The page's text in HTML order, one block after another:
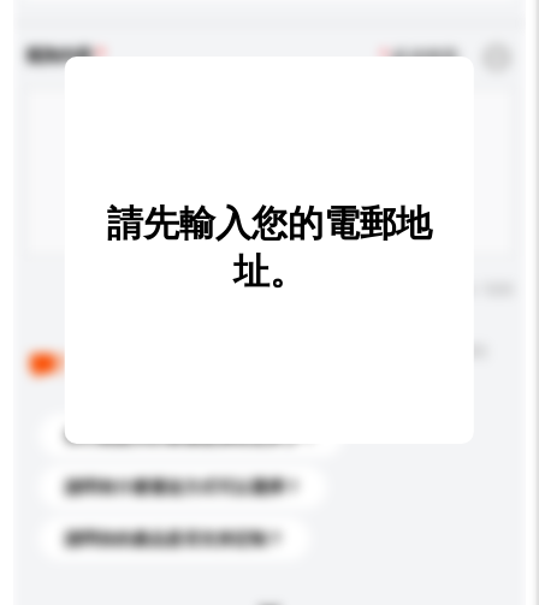
查詢內容 *必須填寫
你們能提供的最優惠價格是多少？
請問有什麼運送方式可以選擇？
請問你的產品是否支持定制？
請先輸入您的電郵地
址。